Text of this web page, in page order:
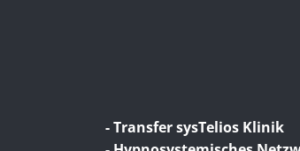
- Transfer sysTelios Klinik